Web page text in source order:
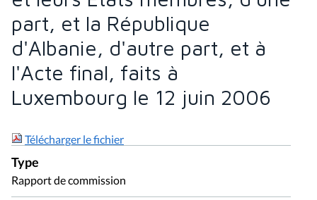
part, et la République
d'Albanie, d'autre part, et à
l'Acte final, faits à
Luxembourg le 12 juin 2006
Télécharger le fichier
Type
Rapport de commission